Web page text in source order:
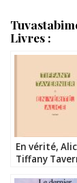
Livres :
En vérité,
Tiffany